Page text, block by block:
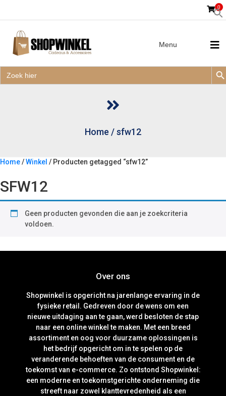
naar:
0
Zoek
naar:
Menu
Home /sfw12
Home/Winkel / Producten getagged “sfw12”
SFW12
Geen producten gevonden die aan je zoekcriteria
voldoen.
Over ons
Shopwinkel is opgericht na jarenlange ervaring in de
fysieke retail. Gedreven door de wens om een
nieuwe uitdaging aan te gaan, werd besloten de stap
naar een online winkel te maken. Met een breed
assortiment en oog voor duurzame oplossingen is
het bedrijf opgericht om in te spelen op de
veranderende behoeften van de consument en de
toekomst van e-commerce. Zo ontstond Shopwinkel:
een moderne en toekomstgerichte onderneming die
streeft naar zowel klanttevredenheid als een